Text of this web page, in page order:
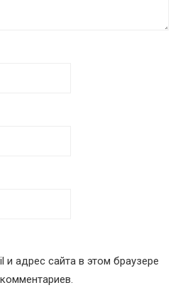
и адрес сайта в этом браузере